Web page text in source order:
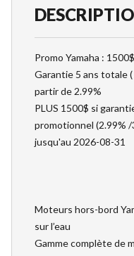
Promo Yamaha :
Garantie 5 ans totale
partir de 2.99%
PLUS 1500$ si
promotionnel (2.99%
jusqu'au 2026-08-31
Moteurs hors-bord
sur l’eau
Gamme complète de